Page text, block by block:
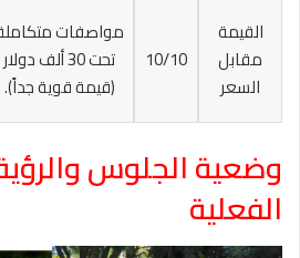
القيمة
مقابل
السعر
10/10
مواصفات
تحت 30 ألف دولار
(قيمة قوية جداً).
وضعية الجلوس والرؤية
الفعلية